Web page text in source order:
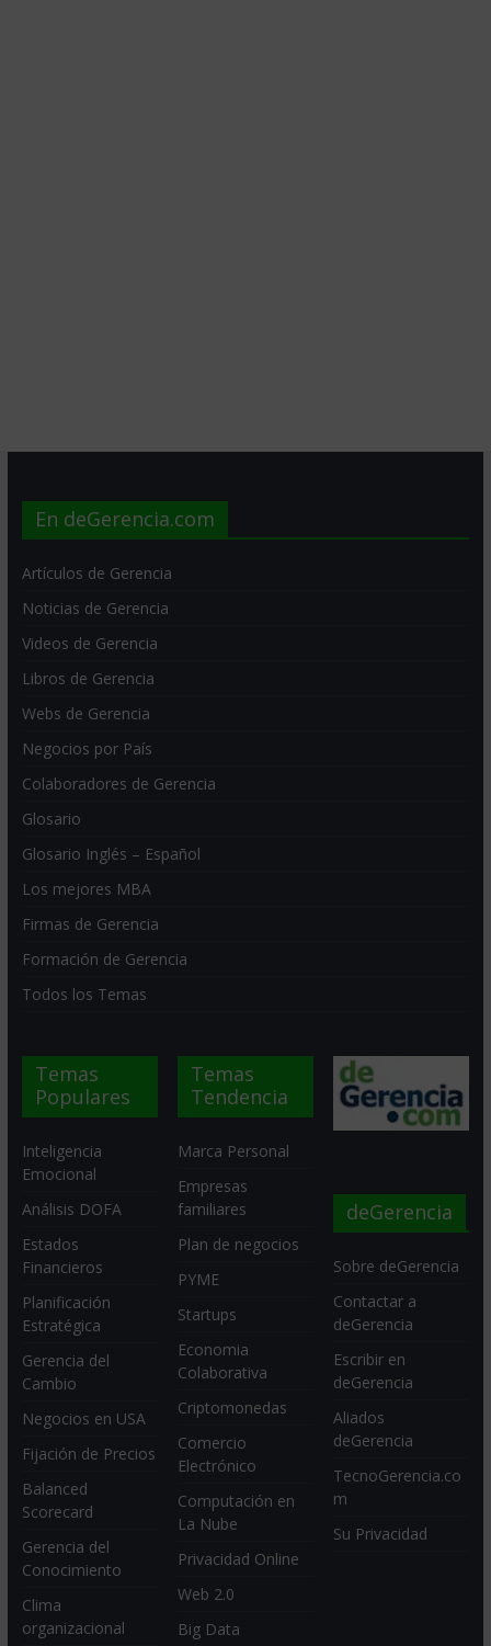
En deGerencia.com
Artículos de Gerencia
Noticias de Gerencia
Videos de Gerencia
Libros de Gerencia
Webs de Gerencia
Negocios por País
Colaboradores de Gerencia
Glosario
Glosario Inglés – Español
Los mejores MBA
Firmas de Gerencia
Formación de Gerencia
Todos los Temas
Temas
Populares
Inteligencia
Emocional
Análisis DOFA
Estados
Financieros
Planificación
Estratégica
Gerencia del
Cambio
Negocios en USA
Fijación de Precios
Balanced
Scorecard
Gerencia del
Conocimiento
Clima
organizacional
Temas
Tendencia
Marca Personal
Empresas
familiares
Plan de negocios
PYME
Startups
Economia
Colaborativa
Criptomonedas
Comercio
Electrónico
Computación en
La Nube
Privacidad Online
Web 2.0
Big Data
deGerencia
Sobre deGerencia
Contactar a
deGerencia
Escribir en
deGerencia
Aliados
deGerencia
TecnoGerencia.co
m
Su Privacidad